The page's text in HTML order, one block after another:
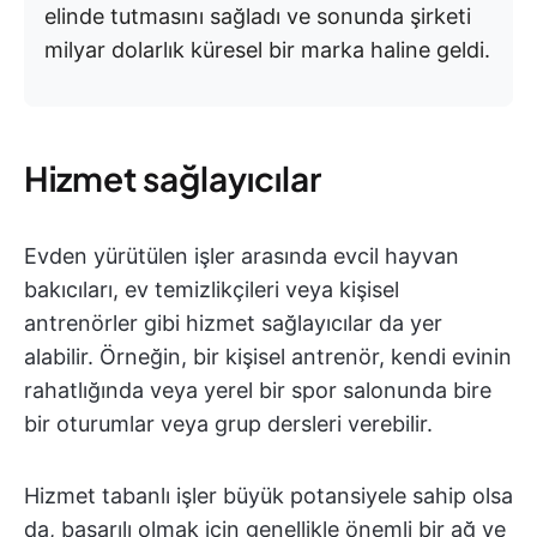
elinde tutmasını sağladı ve sonunda şirketi
milyar dolarlık küresel bir marka haline geldi.
Hizmet sağlayıcılar
Evden yürütülen işler arasında evcil hayvan
bakıcıları, ev temizlikçileri veya kişisel
antrenörler gibi hizmet sağlayıcılar da yer
alabilir. Örneğin, bir kişisel antrenör, kendi evinin
rahatlığında veya yerel bir spor salonunda bire
bir oturumlar veya grup dersleri verebilir.
Hizmet tabanlı işler büyük potansiyele sahip olsa
da, başarılı olmak için genellikle önemli bir ağ ve